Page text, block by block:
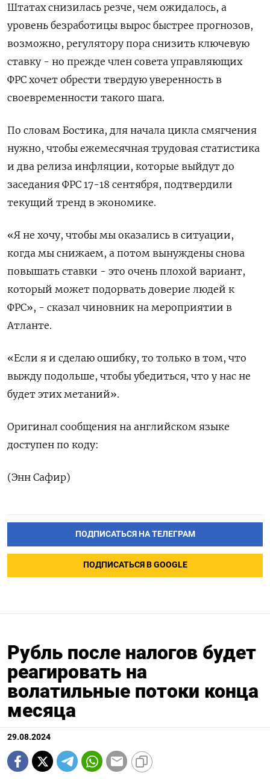
Штатах снизилась резче, чем ожидалось, а
уровень безработицы вырос быстрее прогнозов,
возможно, регулятору пора снизить ключевую
ставку - но прежде член совета управляющих
ФРС хочет обрести твердую уверенность в
своевременности такого шага.
По словам Бостика, для начала цикла смягчения
нужно, чтобы ежемесячная трудовая статистика
и два релиза инфляции, которые выйдут до
заседания ФРС 17-18 сентября, подтвердили
текущий тренд в экономике.
«Я не хочу, чтобы мы оказались в ситуации,
когда мы снижаем, а потом вынуждены снова
повышать ставки - это очень плохой вариант,
который может подорвать доверие людей к
ФРС», - сказал чиновник на мероприятии в
Атланте.
«Если я и сделаю ошибку, то только в том, что
выжду подольше, чтобы убедиться, что у нас не
будет этих метаний».
Оригинал сообщения на английском языке
доступен по коду:
(Энн Сафир)
ПОДПИСАТЬСЯ НА ТЕЛЕГРАМ
ПОДПИСАТЬСЯ В GOOGLE
Рубль после налогов будет
реагировать на
волатильные потоки конца
месяца
29.08.2024